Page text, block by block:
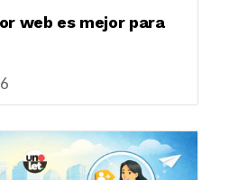
web es mejor para